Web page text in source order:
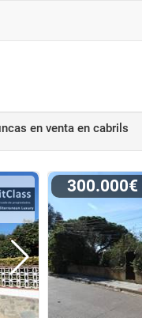
en ventaen cabrils
300.000€